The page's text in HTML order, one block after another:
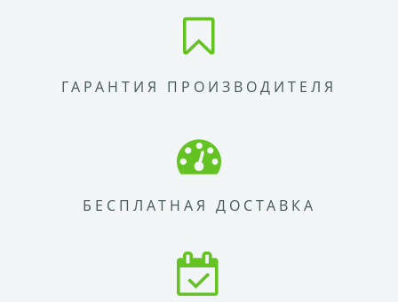
ГАРАНТИЯ ПРОИЗВОДИТЕЛЯ
БЕСПЛАТНАЯ ДОСТАВКА